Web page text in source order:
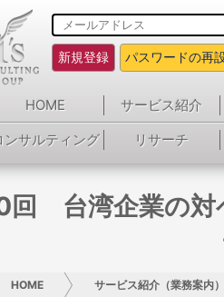
新規登録 パスワードの再
HOME サービス紹介
ンサルティング
リサーチ
回 台湾企業の対
HOME サービス紹介（業務案内）